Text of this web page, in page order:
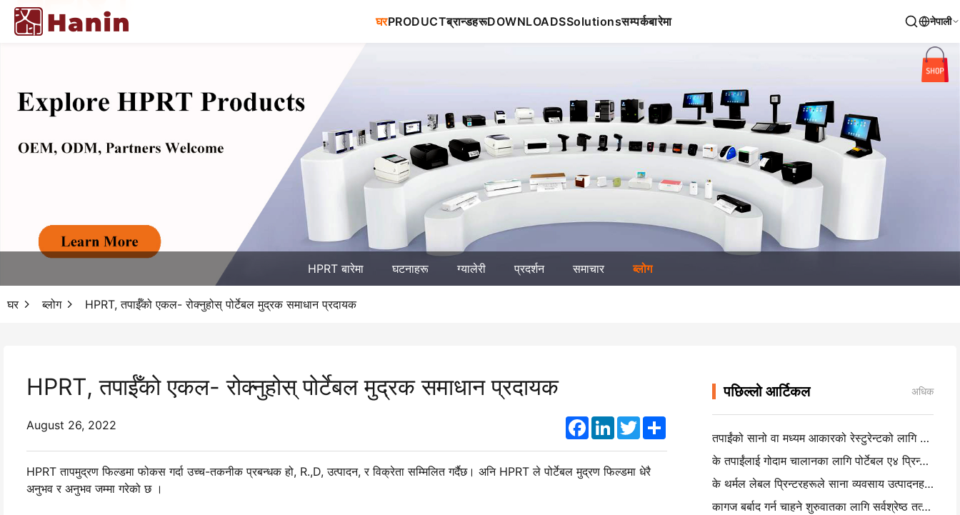
घरPRODUCTब्रान्डहरूDOWNLOADSSolutionsसम्पर्कबारेमा नेपाली
HPRT बारेमा घटनाहरू ग्यालेरी प्रदर्शन समाचार ब्लोग
घर ब्लोग HPRT, तपाईँको एकल- रोक्नुहोस् पोर्टेबल मुद्रक समाधान प्रदायक
HPRT, तपाईँको एकल- रोक्नुहोस् पोर्टेबल मुद्रक समाधान प्रदायक
August 26, 2022 Facebook
LinkedInTwitterShare
HPRT तापमुद्रण फिल्डमा फोकस गर्दा उच्च-तकनीक प्रबन्धक हो, R.,D, उत्पादन, र विक्रेता सम्मिलित गर्दैछ। अनि HPRT ले पोर्टेबल मुद्रण फिल्डमा धेरै
अनुभव र अनुभव जम्मा गरेको छ ।
पछिल्लो आर्टिकल अधिक
तपाईंको सानो वा मध्यम आकारको रेस्टुरेन्टको लागि सही रेस्टुरेन्ट सफ्टवेयर कसरी चयन गर्ने
के तपाईंलाई गोदाम चालानका लागि पोर्टेबल ए४ प्रिन्टर चाहिन्छ? वास्तवमा के काम गर्दछ
के थर्मल लेबल प्रिन्टरहरूले साना व्यवसाय उत्पादनहरूको लागि वाटरप्रूफ लेबल बनाउन सक्छन्?
कागज बर्बाद गर्न चाहने शुरुवातका लागि सर्वश्रेष्ठ तत्काल क्यामेरा